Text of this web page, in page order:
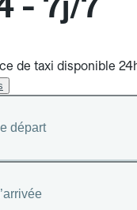
de taxi disponible